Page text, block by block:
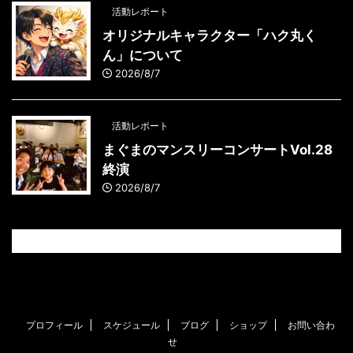
活動レポート
オリジナルキャラクター「ハク丸く
ん」について
2026/8/7
活動レポート
まぐまのマンスリーコンサートVol.28
終演
2026/8/7
プロフィール スケジュール ブログ ショップ
お問い合わ
せ